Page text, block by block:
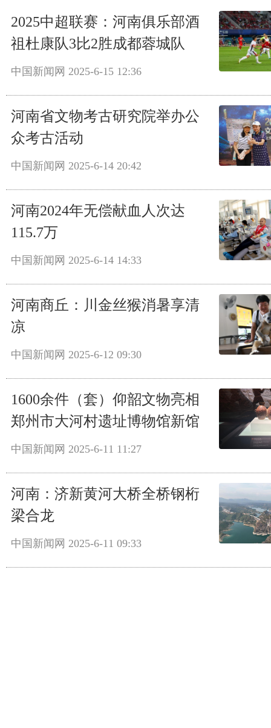
2025中超联赛：河南俱乐部酒
祖杜康队3比2胜成都蓉城队
中国新闻网 2025-6-15 12:36
河南省文物考古研究院举办公
众考古活动
中国新闻网 2025-6-14 20:42
河南2024年无偿献血人次达
115.7万
中国新闻网 2025-6-14 14:33
河南商丘：川金丝猴消暑享清
凉
中国新闻网 2025-6-12 09:30
1600余件（套）仰韶文物亮相
郑州市大河村遗址博物馆新馆
中国新闻网 2025-6-11 11:27
河南：济新黄河大桥全桥钢桁
梁合龙
中国新闻网 2025-6-11 09:33